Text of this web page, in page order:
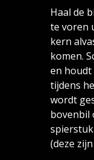
Haal de
te voren
kern
komen.
en houdt
tijdens
wordt
bovenbil
(deze